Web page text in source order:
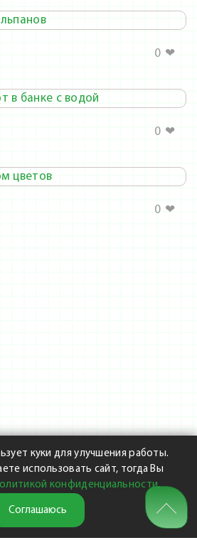
0 ❤
0 ❤
0 ❤
куки для улучшения работы.
использовать сайт, тогда Вы
конфиденциальности.
Соглашаюсь